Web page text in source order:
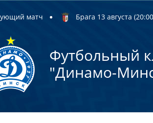
матч Брага 13 августа
Футбольный
"Динамо-